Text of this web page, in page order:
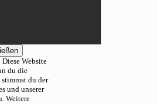
Website
du die
du der
und unserer
Weitere